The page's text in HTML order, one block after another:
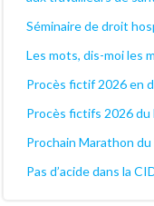
Séminaire de droit
Les mots, dis-moi les
Procès fictif 2026 en
Procès fictifs 2026
Prochain Marathon
Pas d’acide dans la